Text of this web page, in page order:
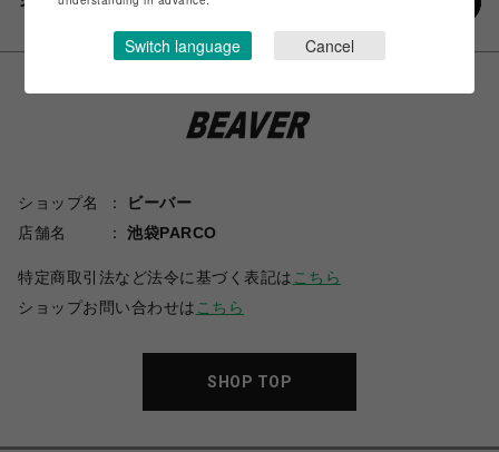
ショップ名
ビーバー
店舗名
池袋PARCO
特定商取引法など法令に基づく表記は こちら
ショップお問い合わせは こちら
SHOP TOP
Switch language Cancel